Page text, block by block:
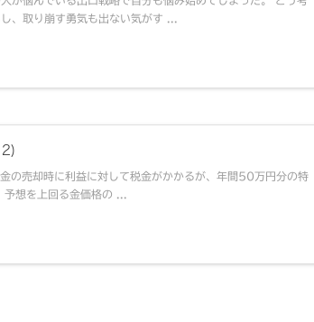
、取り崩す勇気も出ない気がす ...
売却時に利益に対して税金がかかるが、年間50万円分の特
想を上回る金価格の ...